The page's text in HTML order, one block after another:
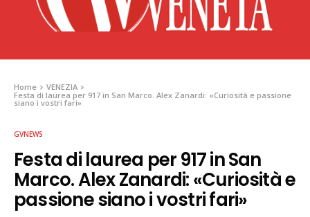
Home
VENEZIA
Festa di laurea per 917 in San Marco. Alex Zanardi: «Curiosità e passione
siano i vostri fari»
GVNEWS
Festa di laurea per 917 in San
Marco. Alex Zanardi: «Curiosità e
passione siano i vostri fari»